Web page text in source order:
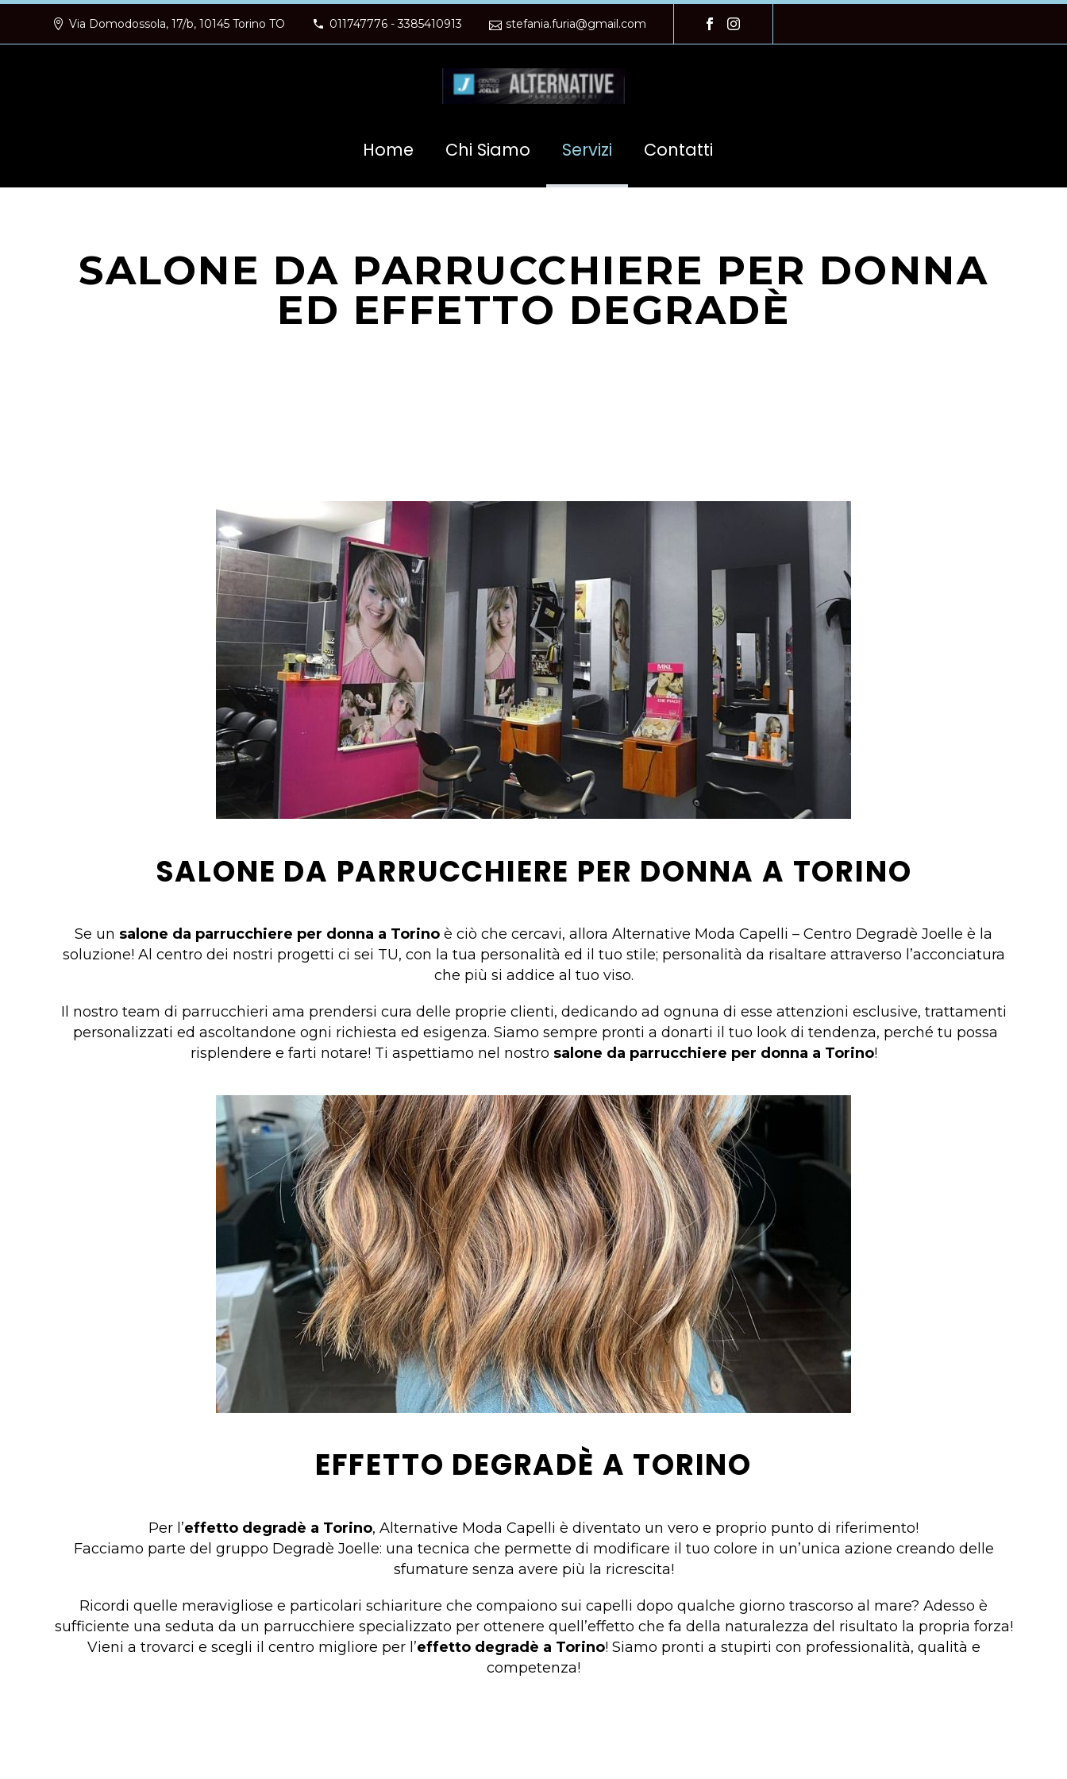
Via Domodossola, 17/b, 10145 Torino TO 011747776 - 3385410913 stefania.furia@gmail.com
Home Chi Siamo Servizi Contatti
SALONE DA PARRUCCHIERE PER DONNA
ED EFFETTO DEGRADÈ
SALONE DA PARRUCCHIERE PER DONNA A TORINO
Se un salone da parrucchiere per donna a Torino è ciò che cercavi, allora Alternative Moda Capelli – Centro Degradè Joelle è la
soluzione! Al centro dei nostri progetti ci sei TU, con la tua personalità ed il tuo stile; personalità da risaltare attraverso l’acconciatura
che più si addice al tuo viso.
Il nostro team di parrucchieri ama prendersi cura delle proprie clienti, dedicando ad ognuna di esse attenzioni esclusive, trattamenti
personalizzati ed ascoltandone ogni richiesta ed esigenza. Siamo sempre pronti a donarti il tuo look di tendenza, perché tu possa
risplendere e farti notare! Ti aspettiamo nel nostro salone da parrucchiere per donna a Torino!
EFFETTO DEGRADÈ A TORINO
Per l’effetto degradè a Torino, Alternative Moda Capelli è diventato un vero e proprio punto di riferimento!
Facciamo parte del gruppo Degradè Joelle: una tecnica che permette di modificare il tuo colore in un’unica azione creando delle
sfumature senza avere più la ricrescita!
Ricordi quelle meravigliose e particolari schiariture che compaiono sui capelli dopo qualche giorno trascorso al mare? Adesso è
sufficiente una seduta da un parrucchiere specializzato per ottenere quell’effetto che fa della naturalezza del risultato la propria forza!
Vieni a trovarci e scegli il centro migliore per l’effetto degradè a Torino! Siamo pronti a stupirti con professionalità, qualità e
competenza!